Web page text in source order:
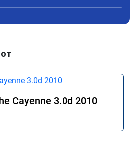
Cayenne 3.0d 2010